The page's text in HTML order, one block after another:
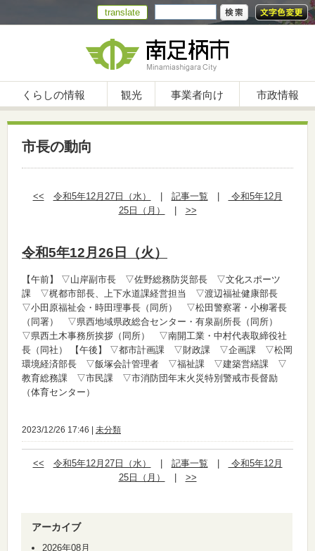
translate
くらしの情報 観光 事業者向け 市政情報
市長の動向
<< 令和5年12月27日（水） 記事一覧
令和5年12月
25日（月）
>>
令和5年12月26日（火）
【午前】
▽山岸副市長 ▽佐野総務防災部長 ▽文化スポーツ
課 ▽梶都市部長、上下水道課経営担当 ▽渡辺福祉健康部長
▽小田原福祉会・時田理事長（同所） ▽松田警察署・小柳署長
（同署） ▽県西地域県政総合センター・有泉副所長（同所）
▽県西土木事務所挨拶（同所） ▽南開工業・中村代表取締役社
長（同社）
【午後】
▽都市計画課 ▽財政課 ▽企画課 ▽松岡
環境経済部長 ▽飯塚会計管理者 ▽福祉課 ▽建築営繕課 ▽
教育総務課 ▽市民課 ▽市消防団年末火災特別警戒市長督励
（体育センター）
2023/12/26 17:46 | 未分類
<< 令和5年12月27日（水） 記事一覧
令和5年12月
25日（月）
>>
アーカイブ
2026年08月